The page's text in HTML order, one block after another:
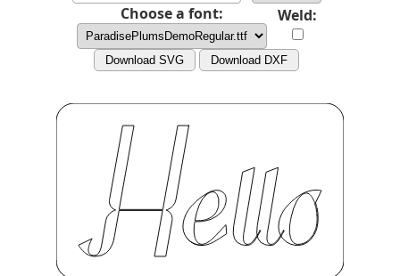
Choose a font: Weld:
Download SVG Download DXF